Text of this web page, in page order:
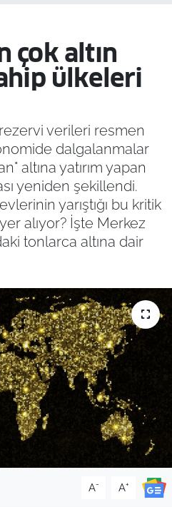
çok altın
ülkeleri
rezervi verileri resmen
dalgalanmalar
altına yatırım yapan
yeniden şekillendi.
yarıştığı bu kritik
alıyor? İşte Merkez
tonlarca altına dair
A- A+